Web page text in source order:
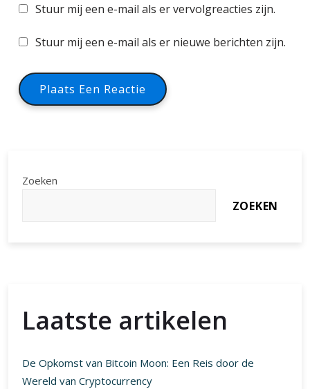
Stuur mij een e-mail als er vervolgreacties zijn.
Stuur mij een e-mail als er nieuwe berichten zijn.
Zoeken
ZOEKEN
Laatste artikelen
De Opkomst van Bitcoin Moon: Een Reis door de
Wereld van Cryptocurrency